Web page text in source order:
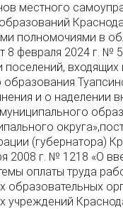
местного
полномочиями в
8 февраля 2024 г. №
входящих
и о наделении
(губернатора)
2008 г. № 1218 «О
оплаты труда
образовательных
учреждений